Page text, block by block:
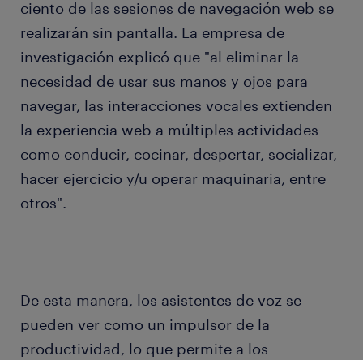
ciento de las sesiones de navegación web se
realizarán sin pantalla. La empresa de
investigación explicó que "al eliminar la
necesidad de usar sus manos y ojos para
navegar, las interacciones vocales extienden
la experiencia web a múltiples actividades
como conducir, cocinar, despertar, socializar,
hacer ejercicio y/u operar maquinaria, entre
otros".
De esta manera, los asistentes de voz se
pueden ver como un impulsor de la
productividad, lo que permite a los